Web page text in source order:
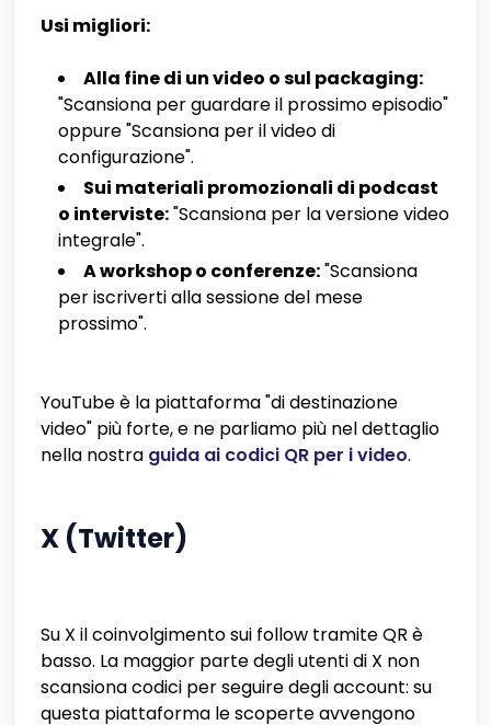
Usi migliori:
Alla fine di un video o sul packaging:
"Scansiona per guardare il prossimo episodio"
oppure "Scansiona per il video di
configurazione".
Sui materiali promozionali di podcast
o interviste:"Scansiona per la versione video
integrale".
A workshop o conferenze:"Scansiona
per iscriverti alla sessione del mese
prossimo".
YouTube è la piattaforma "di destinazione
video" più forte, e ne parliamo più nel dettaglio
nella nostra guida ai codici QR per i video.
X (Twitter)
Su X il coinvolgimento sui follow tramite QR è
basso. La maggior parte degli utenti di X non
scansiona codici per seguire degli account: su
questa piattaforma le scoperte avvengono